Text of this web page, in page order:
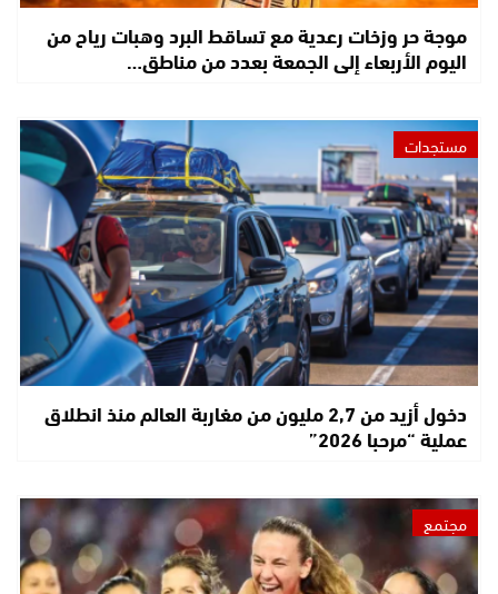
موجة حر وزخات رعدية مع تساقط البرد وهبات رياح من
اليوم الأربعاء إلى الجمعة بعدد من مناطق…
مستجدات
دخول أزيد من 2,7 مليون من مغاربة العالم منذ انطلاق
عملية “مرحبا 2026”
مجتمع